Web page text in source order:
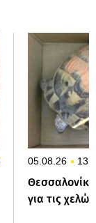
05.08.26
για τις